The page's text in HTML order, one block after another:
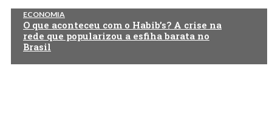
ECONOMIA
O que aconteceu com o Habib’s? A crise na
rede que popularizou a esfiha barata no
Brasil